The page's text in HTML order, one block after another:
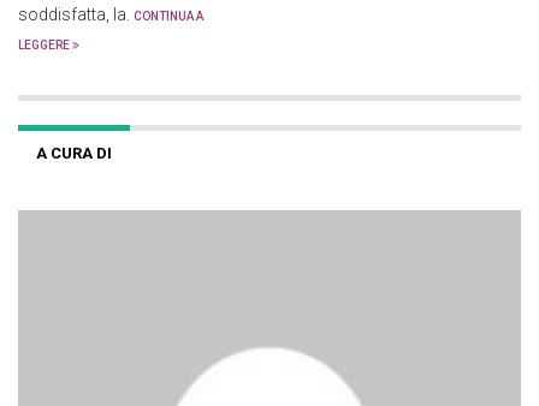
soddisfatta, la. CONTINUA A
LEGGERE
A CURA DI